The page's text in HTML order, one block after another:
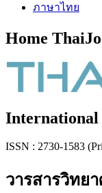
ภาษาไทย
Home ThaiJo
International
ISSN : 2730-1583
วารสารวิทย